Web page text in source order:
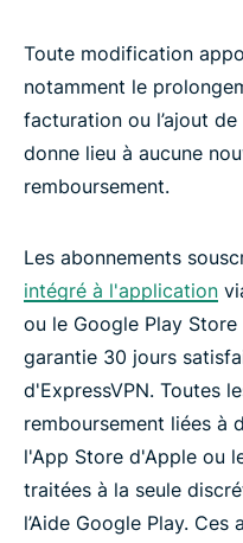
Toute modification
notamment le
facturation ou l’ajout
donne lieu à aucune
remboursement.
Les abonnements
intégré à l'application
ou le Google Play
garantie 30 jours
d'ExpressVPN. Toutes
remboursement liées à
l'App Store d'Apple ou
traitées à la seule
l’Aide Google Play.